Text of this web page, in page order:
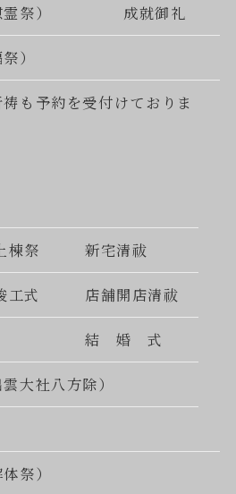
祭） 成就御礼
）
も予約を受付けておりま
棟祭 新宅清祓
工式 店舗開店清祓
結 婚 式
大社八方除）
祭）